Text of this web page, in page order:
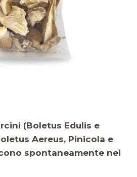
(Boletus Edulis e
Aereus, Pinicola e
spontaneamente nei